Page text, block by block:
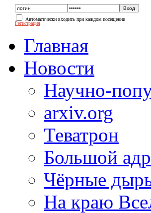
Автоматически входить при каждом посещении
Регистрация
Главная
Новости
Научно-
arxiv.org
Теватрон
Большой
Чёрные
На краю